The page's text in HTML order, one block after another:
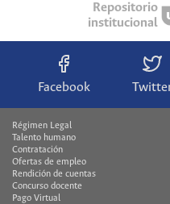
Repositorio
institucional
Facebook
Régimen Legal
Talento humano
Contratación
Ofertas de empleo
Rendición de cuentas
Concurso docente
Pago Virtual